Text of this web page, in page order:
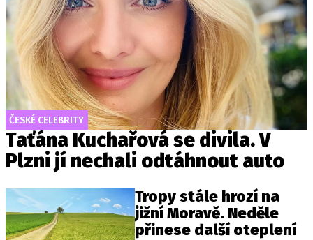
ČESKÉ CELEBRITY
Taťána Kuchařová se divila. V
Plzni jí nechali odtáhnout auto
Tropy stále hrozí na
jižní Moravě. Neděle
přinese další oteplení